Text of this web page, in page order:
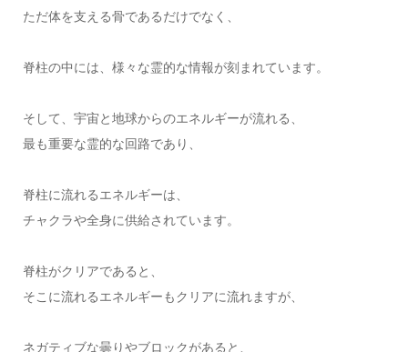
ただ体を支える骨であるだけでなく、
脊柱の中には、様々な霊的な情報が刻まれています。
そして、宇宙と地球からのエネルギーが流れる、
最も重要な霊的な回路であり、
脊柱に流れるエネルギーは、
チャクラや全身に供給されています。
脊柱がクリアであると、
そこに流れるエネルギーもクリアに流れますが、
ネガティブな曇りやブロックがあると、